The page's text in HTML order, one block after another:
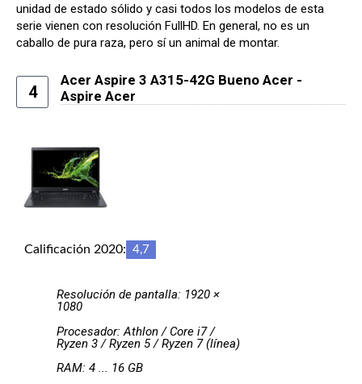
unidad de estado sólido y casi todos los modelos de esta
serie vienen con resolución FullHD. En general, no es un
caballo de pura raza, pero sí un animal de montar.
4
Acer Aspire 3 A315-42G Bueno Acer -
Aspire Acer
Calificación 2020: 4,7
Resolución de pantalla: 1920 ×
1080
Procesador: Athlon / Core i7 /
Ryzen 3 / Ryzen 5 / Ryzen 7 (línea)
RAM: 4 ... 16 GB